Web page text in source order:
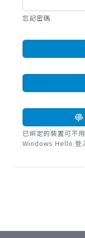
忘記密碼
已綁定的裝置可不
Windows Hello 登